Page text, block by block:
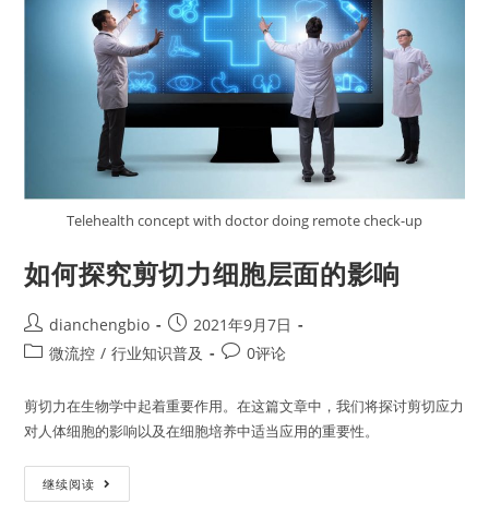
Telehealth concept with doctor doing remote check-up
如何探究剪切力细胞层面的影响
dianchengbio
2021年9月7日
微流控 / 行业知识普及 0评论
剪切力在生物学中起着重要作用。在这篇文章中，我们将探讨剪切应力
对人体细胞的影响以及在细胞培养中适当应用的重要性。
继续阅读